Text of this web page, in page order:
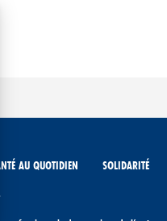
AU QUOTIDIEN SOLIDARITÉ